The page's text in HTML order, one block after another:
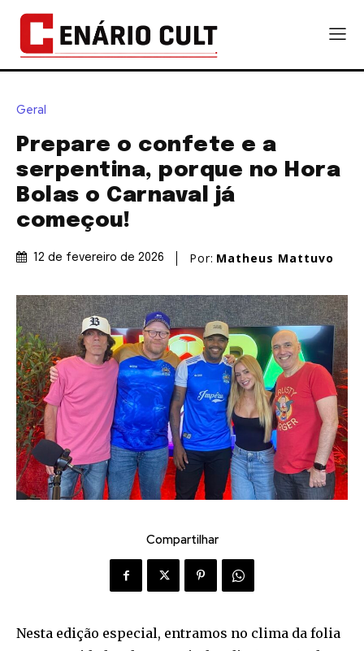
Geral
Prepare o confete e a
serpentina, porque no Hora
Bolas o Carnaval já
começou!
12 de fevereiro de 2026 Por: Matheus Mattuvo
Compartilhar
Nesta edição especial, entramos no clima da folia